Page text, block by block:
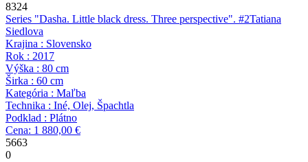
8324
Series "Dasha. Little black dress. Three perspective". #2Tatiana
Siedlova
Krajina : Slovensko
Rok : 2017
Výška : 80 cm
Širka : 60 cm
Kategória : Maľba
Technika : Iné, Olej, Špachtla
Podklad : Plátno
Cena: 1 880,00 €
5663
0